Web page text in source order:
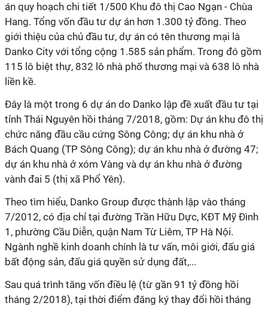
án quy hoạch chi tiết 1/500 Khu đô thị Cao Ngạn - Chùa
Hang. Tổng vốn đầu tư dự án hơn 1.300 tỷ đồng. Theo
giới thiệu của chủ đầu tư, dự án có tên thương mại là
Danko City với tổng cộng 1.585 sản phẩm. Trong đó gồm
115 lô biệt thự, 832 lô nhà phố thương mại và 638 lô nhà
liền kề.
Đây là một trong 6 dự án do Danko lập đề xuất đầu tư tại
tỉnh Thái Nguyên hồi tháng 7/2018, gồm: Dự án khu đô thị
chức năng đầu cầu cứng Sông Công; dự án khu nhà ở
Bách Quang (TP Sông Công); dự án khu nhà ở đường 47;
dự án khu nhà ở xóm Vàng và dự án khu nhà ở đường
vành đai 5 (thị xã Phổ Yên).
Theo tìm hiểu, Danko Group được thành lập vào tháng
7/2012, có địa chỉ tại đường Trần Hữu Dực, KĐT Mỹ Đình
1, phường Cầu Diễn, quận Nam Từ Liêm, TP Hà Nội.
Ngành nghề kinh doanh chính là tư vấn, môi giới, đấu giá
bất động sản, đấu giá quyền sử dụng đất,...
Sau quá trình tăng vốn điều lệ (từ gần 91 tỷ đồng hồi
tháng 2/2018), tại thời điểm đăng ký thay đổi hồi tháng